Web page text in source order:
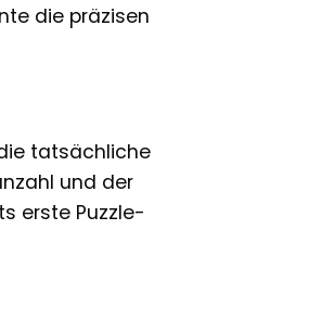
die präzisen
tatsächliche
und der
erste Puzzle-